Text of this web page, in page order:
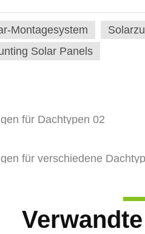
Montagesystem
Solar Panels
für Dachtypen 02
für verschiedene